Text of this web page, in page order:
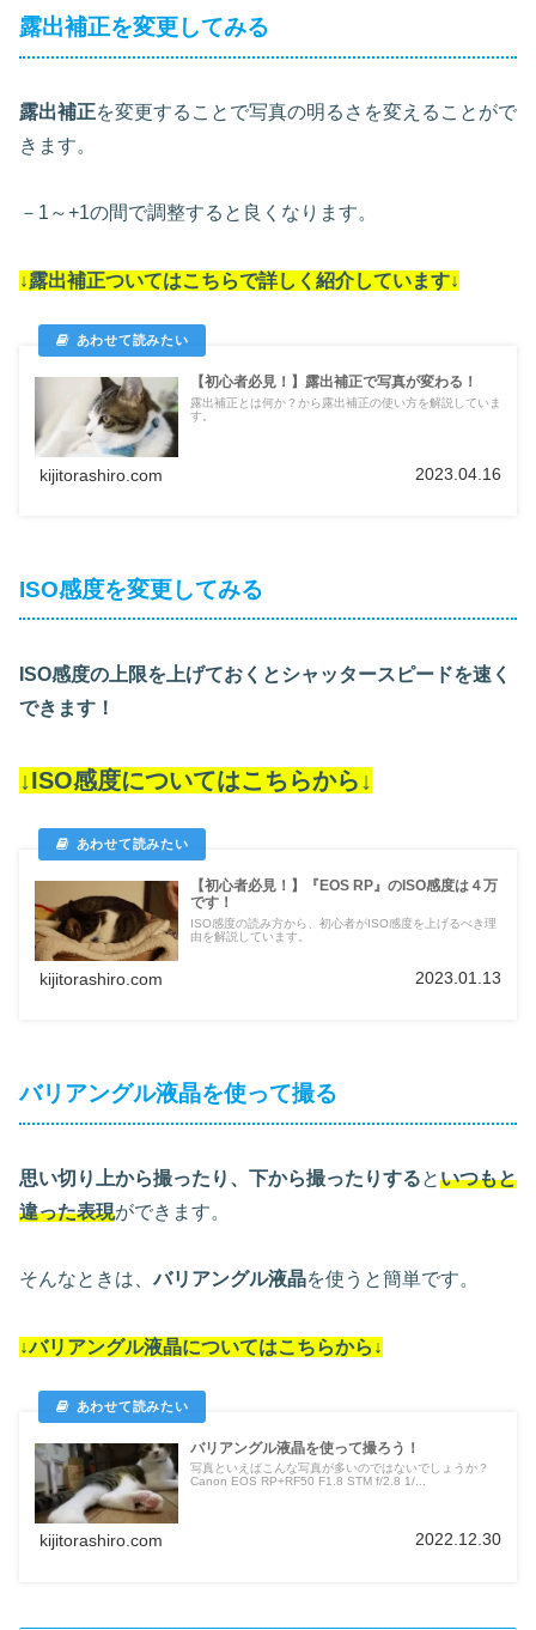
露出補正を変更してみる
露出補正を変更することで写真の明るさを変えることがで
きます。
－1～+1の間で調整すると良くなります。
↓露出補正ついてはこちらで詳しく紹介しています↓
【初心者必見！】露出補正で写真が変わる！
露出補正とは何か？から露出補正の使い方を解説していま
す。
kijitorashiro.com 2023.04.16
ISO感度を変更してみる
ISO感度の上限を上げておくとシャッタースピードを速く
できます！
↓ISO感度についてはこちらから↓
【初心者必見！】『EOS RP』のISO感度は４万
です！
ISO感度の読み方から、初心者がISO感度を上げるべき理
由を解説しています。
kijitorashiro.com 2023.01.13
バリアングル液晶を使って撮る
思い切り上から撮ったり、下から撮ったりするといつもと
違った表現ができます。
そんなときは、バリアングル液晶を使うと簡単です。
↓バリアングル液晶についてはこちらから↓
バリアングル液晶を使って撮ろう！
写真といえばこんな写真が多いのではないでしょうか？
Canon EOS RP+RF50 F1.8 STM f/2.8 1/...
kijitorashiro.com 2022.12.30